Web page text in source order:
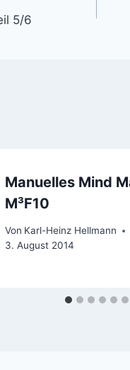
5/6
Manuelles Mind
M³F10
Von Karl-Heinz Hellmann
3. August 2014